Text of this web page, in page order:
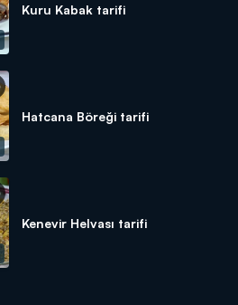
Kuru Kabak tarifi
Hatcana Böreği tarifi
Kenevir Helvası tarifi